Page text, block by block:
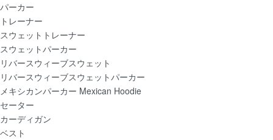
パーカー
トレーナー
スウェットトレーナー
スウェットパーカー
リバースウィーブスウェット
リバースウィーブスウェットパーカー
メキシカンパーカー Mexican Hoodie
セーター
カーディガン
ベスト